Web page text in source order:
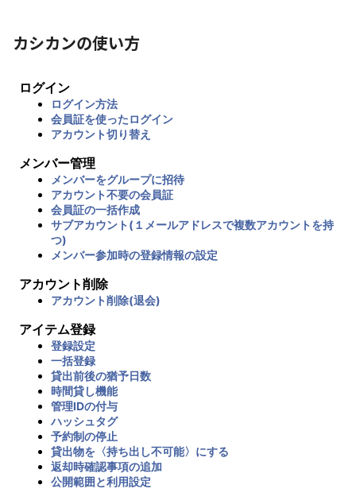
カシカンの使い方
ログイン
ログイン方法
会員証を使ったログイン
アカウント切り替え
メンバー管理
メンバーをグループに招待
アカウント不要の会員証
会員証の一括作成
サブアカウント(１メールアドレスで複数アカウントを持
つ)
メンバー参加時の登録情報の設定
アカウント削除
アカウント削除(退会)
アイテム登録
登録設定
一括登録
貸出前後の猶予日数
時間貸し機能
管理IDの付与
ハッシュタグ
予約制の停止
貸出物を〈持ち出し不可能〉にする
返却時確認事項の追加
公開範囲と利用設定